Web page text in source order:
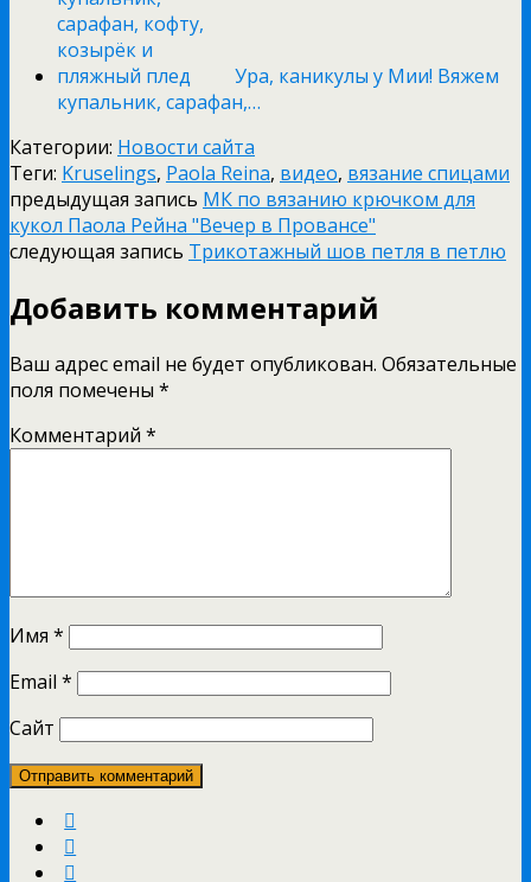
Ура, каникулы у Мии! Вяжем
купальник, сарафан,…
Категории: Новости сайта
Теги: Kruselings, Paola Reina, видео, вязание спицами
предыдущая запись МК по вязанию крючком для
кукол Паола Рейна "Вечер в Провансе"
следующая запись Трикотажный шов петля в петлю
Добавить комментарий
Ваш адрес email не будет опубликован. Обязательные
поля помечены *
Комментарий *
Имя *
Email *
Сайт